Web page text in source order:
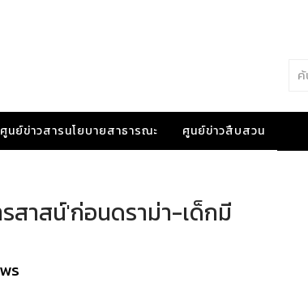
ศูนย์ข่าวสารนโยบายสาธารณะ ศูนย์ข่าวสืบสวน
สาสน์'ก่อนดราม่า-เด็กมี